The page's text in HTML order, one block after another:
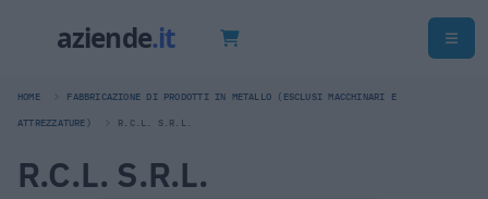
HOME FABBRICAZIONE DI PRODOTTI IN METALLO (ESCLUSI MACCHINARI E
ATTREZZATURE) R.C.L. S.R.L.
R.C.L. S.R.L.